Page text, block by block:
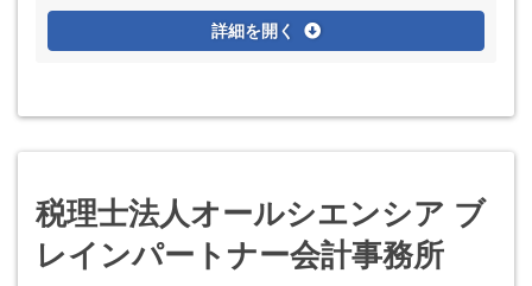
詳細を開く
税理士法人オールシエンシア ブ
レインパートナー会計事務所